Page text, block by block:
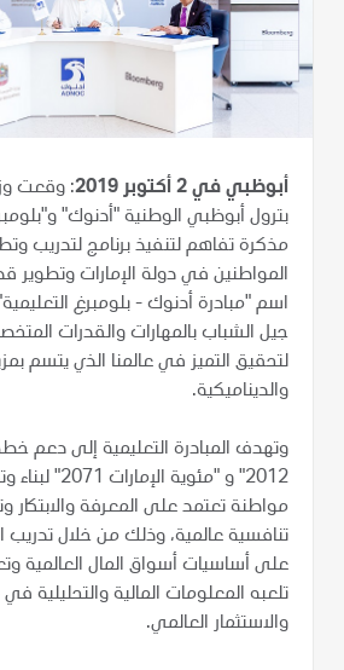
أبوظبي في 2 أكتوبر 2019
: وقعت
بترول أبوظبي الوطنية "أدنوك"
مذكرة تفاهم لتنفيذ برنامج لتدريب
المواطنين في دولة الإمارات وتطوير
اسم "مبادرة أدنوك - بلومبرغ
جيل الشباب بالمهارات والقدرات
لتحقيق التميز في عالمنا الذي يتسم
والديناميكية.
وتهدف المبادرة التعليمية إلى دعم
2012" و "مئوية
مواطنة تعتمد على المعرفة والابتكار
تنافسية عالمية، وذلك من خلال تدريب
على أساسيات أسواق المال العالمية
تلعبه المعلومات المالية والتحليلية
والاستثمار العالمي.